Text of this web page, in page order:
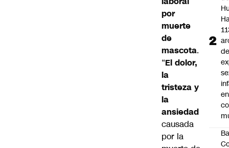
por
muerte
de
mascota.
“El dolor,
la
tristeza y
la
ansiedad
causada
por la
de
en